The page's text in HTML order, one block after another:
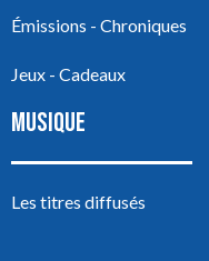
Émissions - Chroniques
Jeux - Cadeaux
MUSIQUE
Les titres diffusés